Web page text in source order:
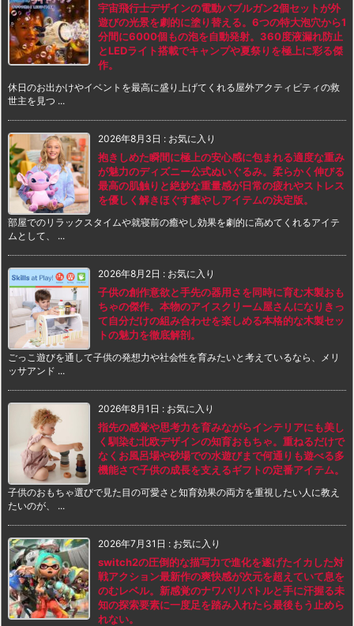
宇宙飛行士デザインの電動バブルガン2個セットが外
遊びの光景を劇的に塗り替える。6つの特大泡穴から1
分間に6000個もの泡を自動発射。360度液漏れ防止
とLEDライト搭載でキャンプや夏祭りを極上に彩る傑
作。
休日のお出かけやイベントを最高に盛り上げてくれる屋外アクティビティの救
世主を見つ ...
2026年8月3日 : お気に入り
抱きしめた瞬間に極上の安心感に包まれる適度な重み
が魅力のディズニー公式ぬいぐるみ。柔らかく伸びる
最高の肌触りと絶妙な重量感が日常の疲れやストレス
を優しく解きほぐす癒やしアイテムの決定版。
部屋でのリラックスタイムや就寝前の癒やし効果を劇的に高めてくれるアイテ
ムとして、 ...
2026年8月2日 : お気に入り
子供の創作意欲と手先の器用さを同時に育む木製おも
ちゃの傑作。本物のアイスクリーム屋さんになりきっ
て自分だけの組み合わせを楽しめる本格的な木製セッ
トの魅力を徹底解剖。
ごっこ遊びを通して子供の発想力や社会性を育みたいと考えているなら、メリ
ッサアンド ...
2026年8月1日 : お気に入り
指先の感覚や思考力を育みながらインテリアにも美し
く馴染む北欧デザインの知育おもちゃ。重ねるだけで
なくお風呂場や砂場での水遊びまで何通りも遊べる多
機能さで子供の成長を支えるギフトの定番アイテム。
子供のおもちゃ選びで見た目の可愛さと知育効果の両方を重視したい人に教え
たいのが、 ...
2026年7月31日 : お気に入り
switch2の圧倒的な描写力で進化を遂げたイカした対
戦アクション最新作の爽快感が次元を超えていて息を
のむレベル。新感覚のナワバリバトルと手に汗握る未
知の探索要素に一度足を踏み入れたら最後もう止めら
れない。